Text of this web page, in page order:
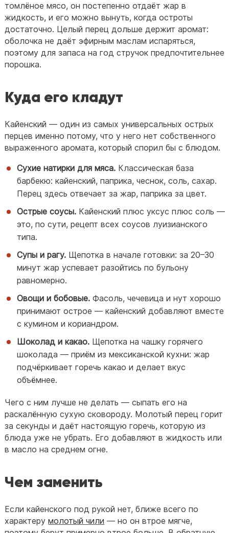
томлёное мясо, он постепенно отдаёт жар в
жидкость, и его можно вынуть, когда остроты
достаточно. Целый перец дольше держит аромат:
оболочка не даёт эфирным маслам испаряться,
поэтому для запаса на год стручок предпочтительнее
порошка.
Куда его кладут
Кайенский — один из самых универсальных острых
перцев именно потому, что у него нет собственного
выраженного аромата, который спорил бы с блюдом.
Сухие натирки для мяса. Классическая база
барбекю: кайенский, паприка, чеснок, соль, сахар.
Перец здесь отвечает за жар, паприка за цвет.
Острые соусы. Кайенский плюс уксус плюс соль —
это, по сути, рецепт всех соусов луизианского
типа.
Супы и рагу. Щепотка в начале готовки: за 20–30
минут жар успевает разойтись по бульону
равномерно.
Овощи и бобовые. Фасоль, чечевица и нут хорошо
принимают острое — кайенский добавляют вместе
с кумином и кориандром.
Шоколад и какао. Щепотка на чашку горячего
шоколада — приём из мексиканской кухни: жар
подчёркивает горечь какао и делает вкус
объёмнее.
Чего с ним лучше не делать — сыпать его на
раскалённую сухую сковороду. Молотый перец горит
за секунды и даёт настоящую горечь, которую из
блюда уже не убрать. Его добавляют в жидкость или
в масло на среднем огне.
Чем заменить
Если кайенского под рукой нет, ближе всего по
характерумолотый чили — но он втрое мягче,